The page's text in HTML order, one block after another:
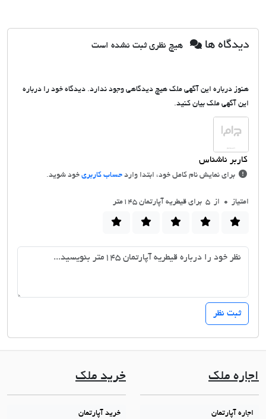
دیدگاه ها هیچ نظری ثبت نشده است
هنوز درباره این آگهی ملک هیچ دیدگاهی وجود ندارد. دیدگاه خود را درباره
این آگهی ملک بیان کنید.
برای نمایش نام کامل خود، ابتدا وارد حساب کاربری خود شوید.
امتیاز 0 از 5 برای قیطریه آپارتمان 145متر
اجاره ملک
اجاره آپارتمان
خرید ملک
خرید آپارتمان